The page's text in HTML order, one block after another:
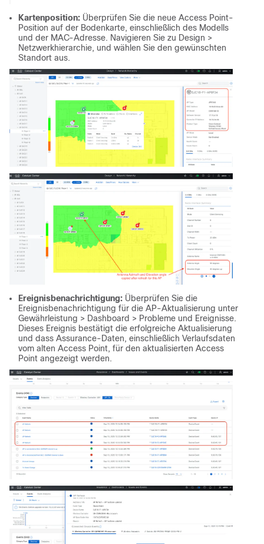
Kartenposition: Überprüfen Sie die neue Access Point-
Position auf der Bodenkarte, einschließlich des Modells
und der MAC-Adresse. Navigieren Sie zu Design >
Netzwerkhierarchie, und wählen Sie den gewünschten
Standort aus.
Ereignisbenachrichtigung: Überprüfen Sie die
Ereignisbenachrichtigung für die AP-Aktualisierung unter
Gewährleistung > Dashboard > Probleme und Ereignisse.
Dieses Ereignis bestätigt die erfolgreiche Aktualisierung
und dass Assurance-Daten, einschließlich Verlaufsdaten
vom alten Access Point, für den aktualisierten Access
Point angezeigt werden.